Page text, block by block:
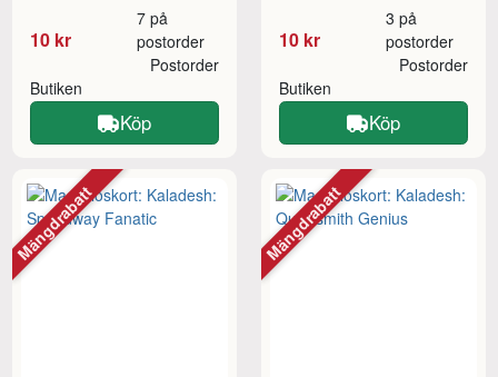
10 kr
7 på
postorder
Butiken
Postorder
Köp
10 kr
3 på
postorder
Butiken
Postorder
Köp
Mängdrabatt Mängdrabatt